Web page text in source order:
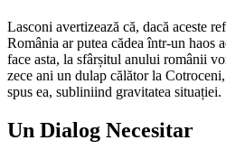
Lasconi avertizează că, dacă aceste
România ar putea cădea într-un haos
face asta, la sfârșitul anului românii
zece ani un dulap călător la
spus ea, subliniind gravitatea situației.
Un Dialog Necesitar